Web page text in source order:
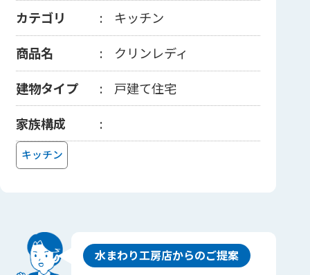
カテゴリ
キッチン
商品名
クリンレディ
建物タイプ
戸建て住宅
家族構成
キッチン
水まわり工房店からのご提案